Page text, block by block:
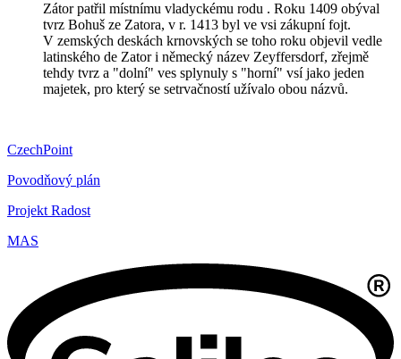
Zátor patřil místnímu vladyckému rodu . Roku 1409 obýval
tvrz Bohuš ze Zatora, v r. 1413 byl ve vsi zákupní fojt.
V zemských deskách krnovských se toho roku objevil vedle
latinského de Zator i německý název Zeyffersdorf, zřejmě
tehdy tvrz a "dolní" ves splynuly s "horní" vsí jako jeden
majetek, pro který se setrvačností užívalo obou názvů.
CzechPoint
Povodňový plán
Projekt Radost
MAS